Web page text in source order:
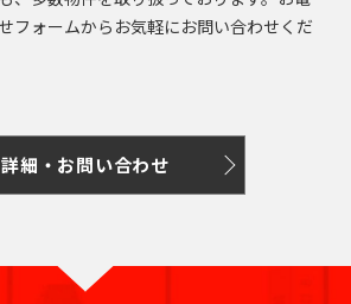
フォームからお気軽にお問い合わせくだ
詳細・お問い合わせ